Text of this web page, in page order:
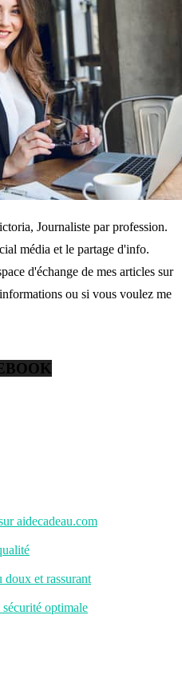
Journaliste par profession.
média et le partage d'info.
d'échange de mes articles sur
ou si vous voulez me
aidecadeau.com
doux et rassurant
optimale